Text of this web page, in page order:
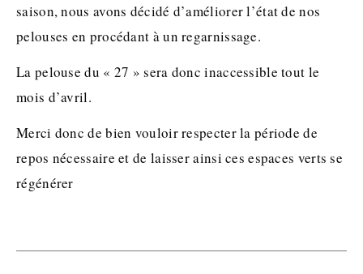
saison, nous avons décidé d’améliorer l’état de nos
pelouses en procédant à un regarnissage.
La pelouse du « 27 » sera donc inaccessible tout le
mois d’avril.
Merci donc de bien vouloir respecter la période de
repos nécessaire et de laisser ainsi ces espaces verts se
régénérer